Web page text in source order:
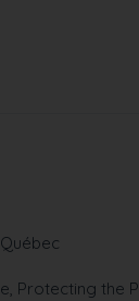
Protecting the